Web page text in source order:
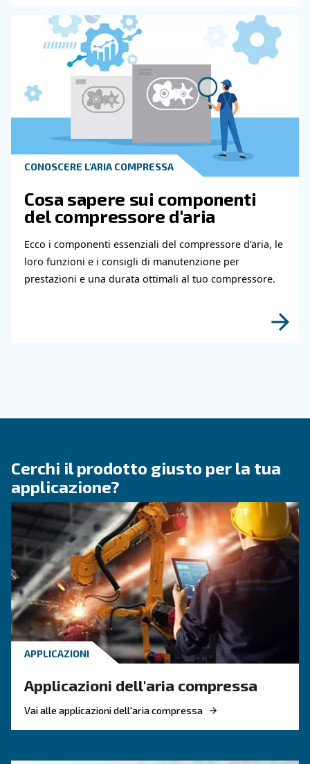
CONOSCERE L'ARIA COMPRESSA
Compressore d'aria che
funziona a freddo: cause,
soluzioni e misure
Ecco perché il tuo compressore d'aria non
quando fa freddo, le soluzioni efficaci e le misure
preventive per un funzionamento senza
CONOSCERE L'ARIA COMPRESSA
Perché il raffreddamento
compressori è importante:
vantaggi chiave, sistemi e
consigli per la
Cosa sapere sul raffreddamento dei
inclusi i sistemi raffreddati ad aria e ad acqua